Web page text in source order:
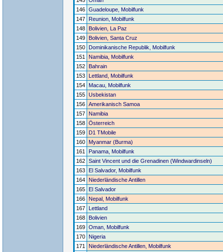
146 Guadeloupe, Mobilfunk
147
Reunion, Mobilfunk
148 Bolivien, La Paz
149 Bolivien, Santa Cruz
150
Dominikanische Republik, Mobilfunk
151
Namibia, Mobilfunk
152 Bahrain
153 Lettland, Mobilfunk
154
Macau, Mobilfunk
155 Usbekistan
156 Amerikanisch Samoa
157 Namibia
158 Österreich
159 D1 TMobile
160 Myanmar (Burma)
161
Panama, Mobilfunk
162 Saint Vincent und die Grenadinen (Windwardinseln)
163
El Salvador, Mobilfunk
164 Niederländische Antillen
165
El Salvador
166 Nepal, Mobilfunk
167
Lettland
168
Bolivien
169 Oman, Mobilfunk
170
Nigeria
171
Niederländische Antillen, Mobilfunk